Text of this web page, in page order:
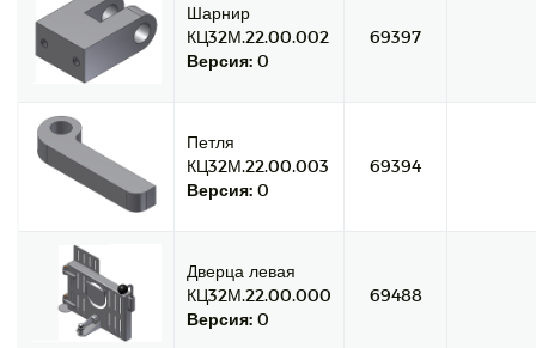
Шарнир
КЦ32М.22.00.002
Версия: 0
69397
Петля
КЦ32М.22.00.003
Версия: 0
69394
Дверца левая
КЦ32М.22.00.000
Версия: 0
69488